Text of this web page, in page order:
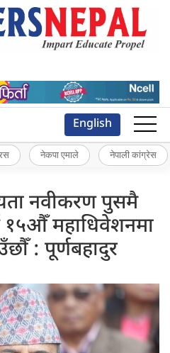
English
नेकपा एमाले नेपाली कांग्रेस
नवीकरण पुसमै
महाधिवेशनमा
: पूर्णबहादुर